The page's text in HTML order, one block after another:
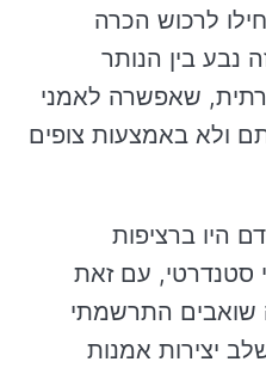
לרכוש הכרה
שנות ה-2000. זה נבע בין הנותר
שאפשרה לאמני
ולא באמצעות צופים
היו ברציפות
סטנדרטי, עם זאת
שואבים התרשמתי
יצירות אמנות